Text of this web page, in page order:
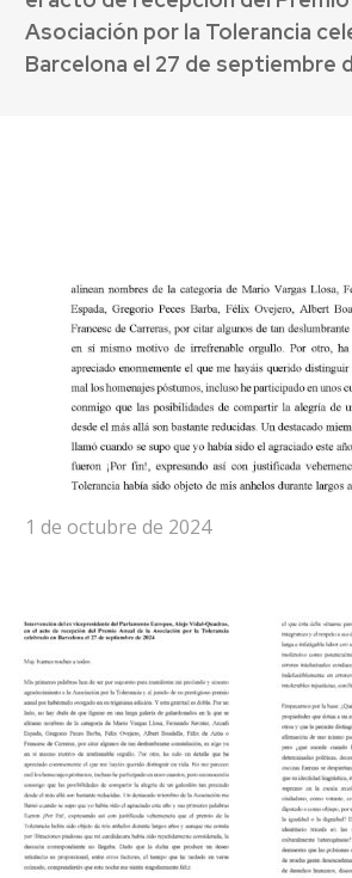
Asociación por la Tolerancia
Barcelona el 27 de septiembre
1 de octubre de 2024